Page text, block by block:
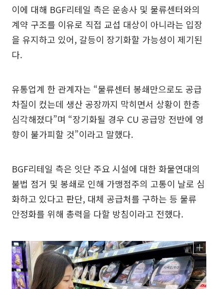
이에 대해 BGF리테일 측은 운송사 및 물류센터와의
계약 구조를 이유로 직접 교섭 대상이 아니라는 입장
을 유지하고 있어, 갈등이 장기화할 가능성이 제기된
다.
유통업계 한 관계자는 “물류센터 봉쇄만으로도 공급
차질이 컸는데 생산 공장까지 막히면서 상황이 한층
심각해졌다”며 “장기화될 경우 CU 공급망 전반에 영
향이 불가피할 것”이라고 말했다.
BGF리테일 측은 잇단 주요 시설에 대한 화물연대의
불법 점거 및 봉쇄로 인해 가맹점주의 고통이 날로 심
화하고 있다고 판단, 대체 공급처를 구하는 등 물류
안정화를 위해 총력을 다할 방침이라고 전했다.